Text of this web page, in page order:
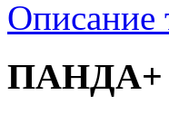
Описание
ПАНДА+